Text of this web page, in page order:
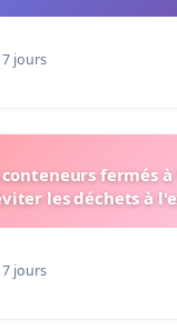
jours
fermés
les déchets à
jours